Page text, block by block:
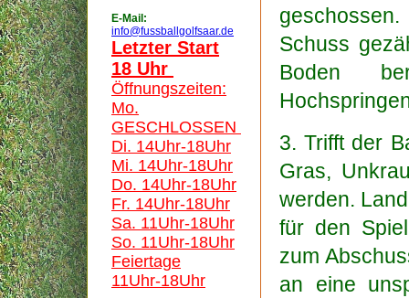
E-Mail:
info@fussballgolfsaar.de
Letzter Start
18 Uhr
Öffnungszeiten:
Mo.
GESCHLOSSEN
Di. 14Uhr-18Uhr
Mi. 14Uhr-18Uhr
Do. 14Uhr-18Uhr
Fr. 14Uhr-18Uhr
Sa. 11Uhr-18Uhr
So. 11Uhr-18Uhr
Feiertage
11Uhr-18Uhr
Schuss
Boden
3. Trifft der
Gras,
werden.
für den
zum
an eine